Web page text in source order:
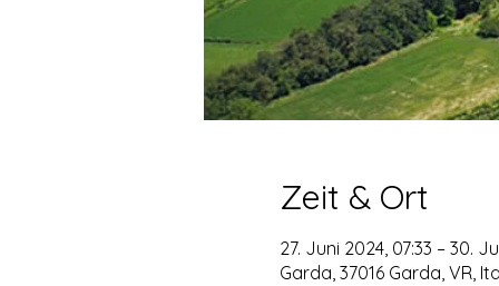
Zeit & Ort
27. Juni 2024, 07:33 – 30.
Garda, 37016 Garda, VR,